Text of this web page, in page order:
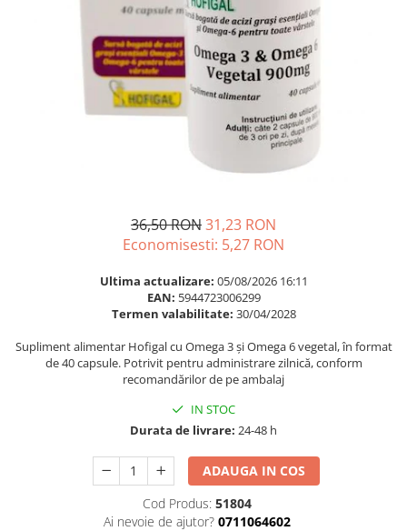
Probiotice si prebiotice
Somn stres si anxietate
Supliment Complexe
Supliment Magneziu
Supliment Vitamina B
Supliment Vitamina D3
Tincturi si Gemoderivate
Balsam masca si tratament
Produse cu SPF Pentru Fata
Repelenti insecte
36,50 RON31,23 RON
Economisesti: 5,27 RON
Ultima actualizare: 05/08/2026 16:11
EAN: 5944723006299
Termen valabilitate: 30/04/2028
Supliment alimentar Hofigal cu Omega 3 și Omega 6 vegetal, în format
de 40 capsule. Potrivit pentru administrare zilnică, conform
recomandărilor de pe ambalaj
IN STOC
Durata de livrare: 24-48 h
ADAUGA IN COS
Cod Produs: 51804
Ai nevoie de ajutor? 0711064602